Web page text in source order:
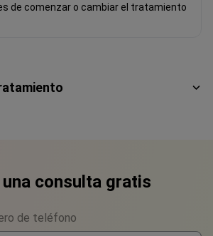
de comenzar o cambiar el tratamiento
consulta gratis
de teléfono